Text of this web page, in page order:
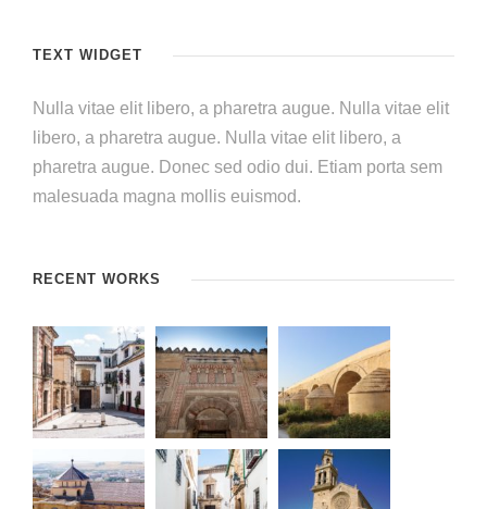
TEXT WIDGET
Nulla vitae elit libero, a pharetra augue. Nulla vitae elit
libero, a pharetra augue. Nulla vitae elit libero, a
pharetra augue. Donec sed odio dui. Etiam porta sem
malesuada magna mollis euismod.
RECENT WORKS